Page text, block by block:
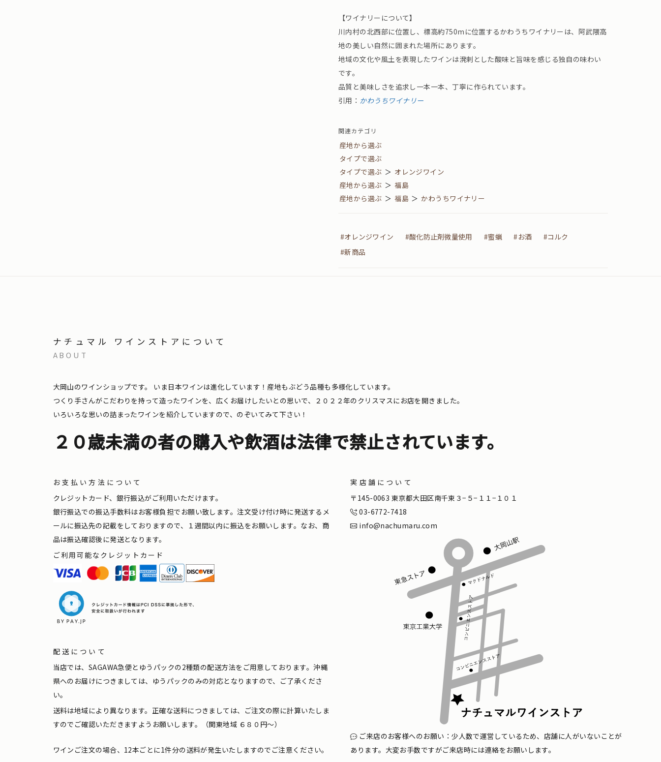
【ワイナリーについて】
川内村の北西部に位置し、標高約750mに位置するかわうちワイナリーは、阿武隈高
地の美しい自然に囲まれた場所にあります。
地域の文化や風土を表現したワインは溌剌とした酸味と旨味を感じる独自の味わい
です。
品質と美味しさを追求し一本一本、丁寧に作られています。
引用： かわうちワイナリー
関連カテゴリ
産地から選ぶ
タイプで選ぶ
タイプで選ぶ ＞ オレンジワイン
産地から選ぶ ＞ 福島
産地から選ぶ ＞ 福島 ＞ かわうちワイナリー
#オレンジワイン #酸化防止剤微量使用 #蜜蝋 #お酒
#コルク
#新商品
ナチュマル ワインストアについて
ABOUT
大岡山のワインショップです。
いま日本ワインは進化しています！産地もぶどう品種も多様化しています。
つくり手さんがこだわりを持って造ったワインを、広くお届けしたいとの思いで、２０２２年のクリスマスにお店を開きました。
いろいろな思いの詰まったワインを紹介していますので、のぞいてみて下さい！
２０歳未満の者の購入や飲酒は法律で禁止されています。
お支払い方法について
クレジットカード、銀行振込がご利用いただけます。
銀行振込での振込手数料はお客様負担でお願い致します。注文受け付け時に発送するメ
ールに振込先の記載をしておりますので、１週間以内に振込をお願いします。なお、商
品は振込確認後に発送となります。
ご利用可能なクレジットカード
配送について
当店では、SAGAWA急便とゆうパックの2種類の配送方法をご用意しております。沖縄
県へのお届けにつきましては、ゆうパックのみの対応となりますので、ご了承くださ
い。
送料は地域により異なります。正確な送料につきましては、ご注文の際に計算いたしま
すのでご確認いただきますようお願いします。（関東地域 ６８０円〜）
ワインご注文の場合、12本ごとに1件分の送料が発生いたしますのでご注意ください。
実店舗について
〒145-0063 東京都大田区南千束３−５−１１−１０１
03-6772-7418
info@nachumaru.com
ご来店のお客様へのお願い：少人数で運営しているため、店舗に人がいないことが
あります。大変お手数ですがご来店時には連絡をお願いします。